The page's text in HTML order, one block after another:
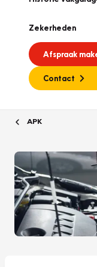
Zekerheden
Afspraak
Contact
APK